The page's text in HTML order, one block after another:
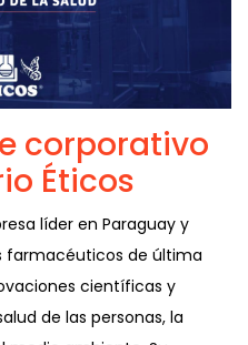
corporativo
Éticos
líder en Paraguay y
farmacéuticos de última
científicas y
de las personas, la